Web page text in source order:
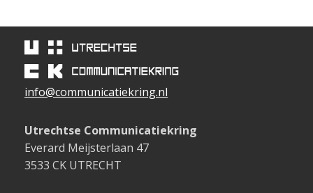
info@communicatiekring.nl
Utrechtse Communicatiekring
Everard Meijsterlaan 47
3533 CK UTRECHT